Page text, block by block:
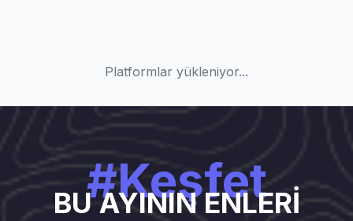
Platformlar yükleniyor...
#Keşfet
BU AYININ ENLERİ